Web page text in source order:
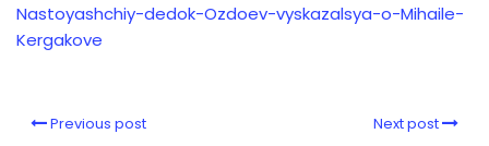
Nastoyashchiy-dedok-Ozdoev-vyskazalsya-o-Mihaile-
Kergakove
Previous post Next post